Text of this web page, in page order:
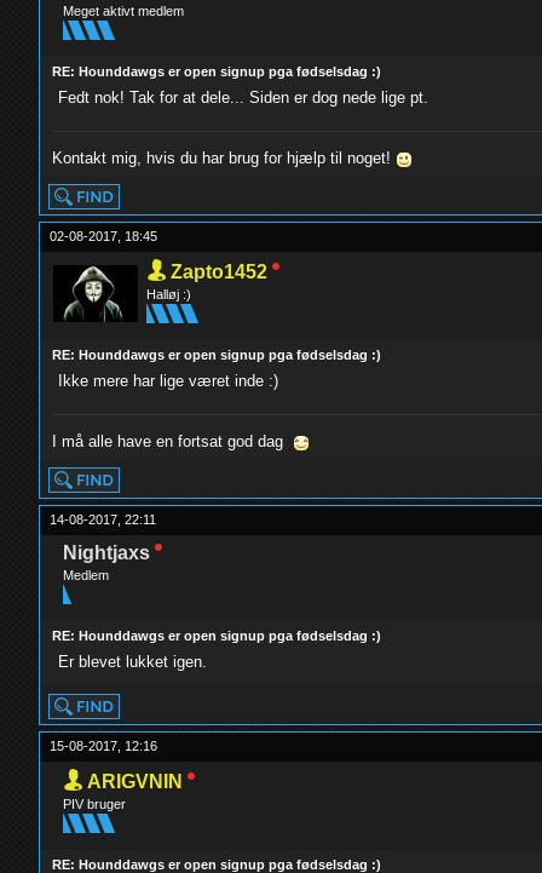
Meget aktivt medlem
RE: Hounddawgs er open signup pga fødselsdag :)
Fedt nok! Tak for at dele... Siden er dog nede lige pt.
Kontakt mig, hvis du har brug for hjælp til noget!
02-08-2017, 18:45
Zapto1452
Halløj :)
RE: Hounddawgs er open signup pga fødselsdag :)
Ikke mere har lige været inde :)
I må alle have en fortsat god dag
14-08-2017, 22:11
Nightjaxs
Medlem
RE: Hounddawgs er open signup pga fødselsdag :)
Er blevet lukket igen.
15-08-2017, 12:16
ARIGVNIN
PIV bruger
RE: Hounddawgs er open signup pga fødselsdag :)